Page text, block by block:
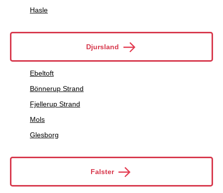
Hasle
Djursland
Ebeltoft
Bönnerup Strand
Fjellerup Strand
Mols
Glesborg
Falster